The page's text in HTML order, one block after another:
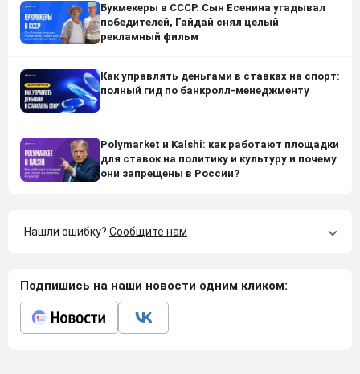
Букмекеры в СССР. Сын Есенина угадывал
победителей, Гайдай снял целый
рекламный фильм
Как управлять деньгами в ставках на спорт:
полный гид по банкролл-менеджменту
Polymarket и Kalshi: как работают площадки
для ставок на политику и культуру и почему
они запрещены в России?
Нашли ошибку? Сообщите нам
Подпишись на наши новости одним кликом: